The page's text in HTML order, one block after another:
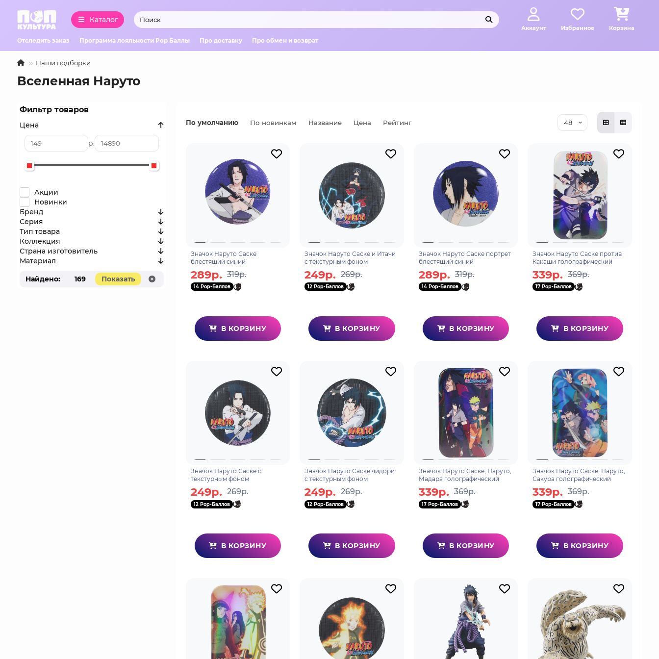
Каталог
Аккаунт Избранное Корзина
Отследить заказ Программа лояльности Pop Баллы Про доставку Про обмен и возврат
Наши подборки
Вселенная Наруто
Фильтр товаров
Цена
р.
Акции
Новинки
Бренд
Серия
Тип товара
Коллекция
Страна изготовитель
Материал
Найдено: 169 Показать
По умолчанию По новинкам Название Цена Рейтинг
Значок Наруто Саске
блестящий синий
289р. 319р.
14 Pop-Баллов
В КОРЗИНУ
Значок Наруто Саске и Итачи
с текстурным фоном
249р. 269р.
12 Pop-Баллов
В КОРЗИНУ
Значок Наруто Саске портрет
блестящий синий
289р. 319р.
14 Pop-Баллов
В КОРЗИНУ
Значок Наруто Саске против
Какаши голографический
339р. 369р.
17 Pop-Баллов
В КОРЗИНУ
Значок Наруто Саске с
текстурным фоном
249р. 269р.
12 Pop-Баллов
В КОРЗИНУ
Значок Наруто Саске чидори
с текстурным фоном
249р. 269р.
12 Pop-Баллов
В КОРЗИНУ
Значок Наруто Саске, Наруто,
Мадара голографический
339р. 369р.
17 Pop-Баллов
В КОРЗИНУ
Значок Наруто Саске, Наруто,
Сакура голографический
339р. 369р.
17 Pop-Баллов
В КОРЗИНУ